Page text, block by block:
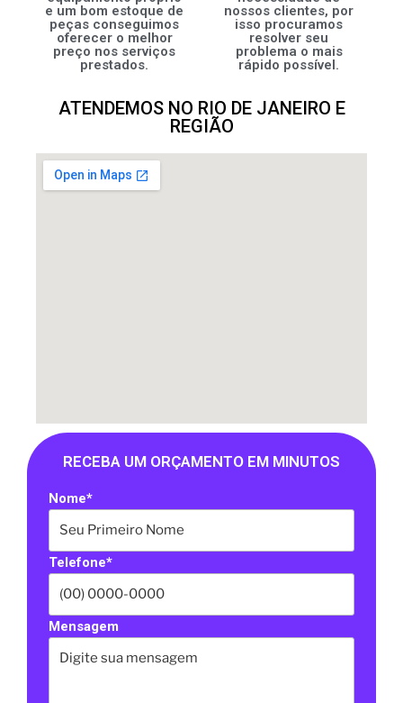
e um bom estoque de
peças conseguimos
oferecer o melhor
preço nos serviços
prestados.
nossos clientes, por
isso procuramos
resolver seu
problema o mais
rápido possível.
ATENDEMOS NO RIO DE JANEIRO E
REGIÃO
RECEBA UM ORÇAMENTO EM MINUTOS
Nome*
Telefone*
Mensagem